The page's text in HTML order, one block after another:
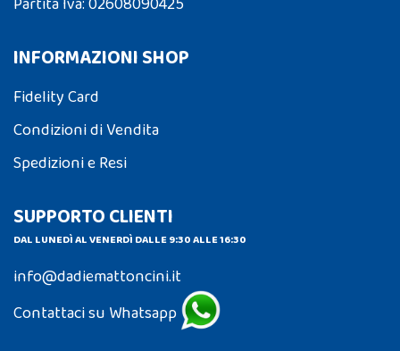
INFORMAZIONI SHOP
Fidelity Card
Condizioni di Vendita
Spedizioni e Resi
SUPPORTO CLIENTI
DAL LUNEDÌ AL VENERDÌ DALLE 9:30 ALLE 16:30
info@dadiemattoncini.it
Contattaci su Whatsapp